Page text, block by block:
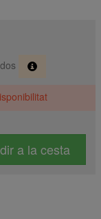
a la cesta